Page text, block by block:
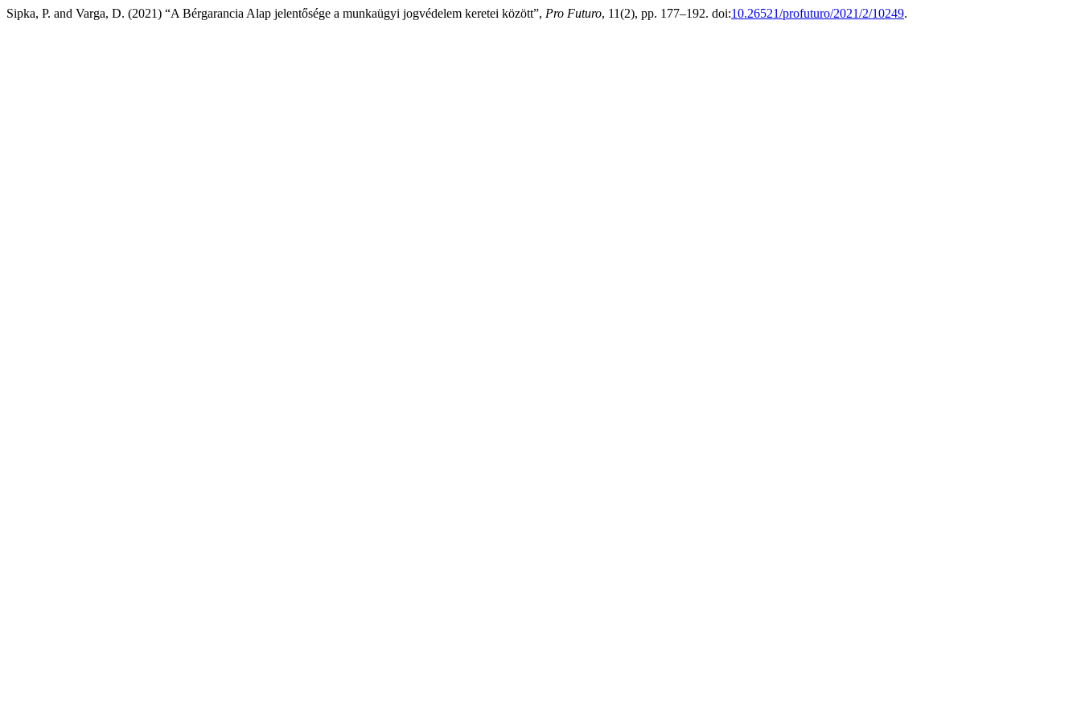
Sipka, P. and Varga, D. (2021) “A Bérgarancia Alap jelentősége a munkaügyi jogvédelem keretei között”, Pro Futuro, 11(2), pp. 177–192. doi:10.26521/profuturo/2021/2/10249.